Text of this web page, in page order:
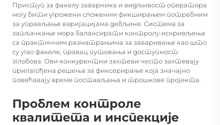
Приступ за факелу заварника и видљивост оператора
могу бити угрожени сложеним фикширањем потребним
за управљање варијацијама дебљине. Система за
запљачкање мора балансирати контролу искривљења
са практичним разматрањима за заваривање као што
су угао факеле, правац путовања и доступност
зглобова. Ови конкурентни захтеви често захтевају
прилагођена решења за фиксерирање која значајно
повећавају време постављања и трошкове пројекта.
Проблем контроле
квалитета и инспекције